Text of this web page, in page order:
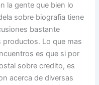
la gente que bien lo
sobre biografia tiene
bastante
Lo que mas
es que si por
sobre credito, es
acerca de diversas